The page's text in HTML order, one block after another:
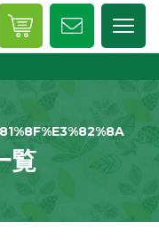
覧